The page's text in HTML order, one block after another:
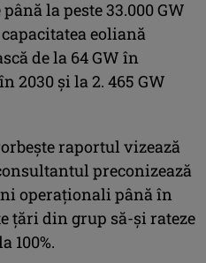
la peste 33.000 GW
eoliană
de la 64 GW în
2030 și la 2. 465 GW
raportul vizează
preconizează
operaționali până în
țări din grup să-și rateze
100%.